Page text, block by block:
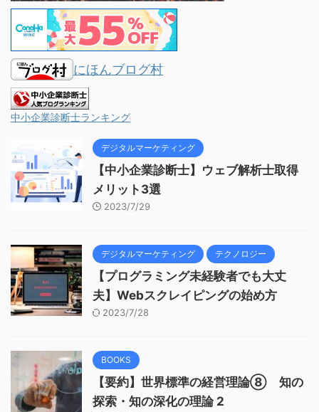
にほんブログ村
中小企業診断士ランキング
デジタルマーケティング
【中小企業診断士】ウェブ解析士取得
メリット3選
2023/7/29
デジタルマーケティング テクノロジー
【プログラミング未経験者でも大丈
夫】Webスクレイピングの始め方
2023/7/28
BOOKS
【要約】世界標準の経営理論⑧ 知の
探索・知の深化の理論 2